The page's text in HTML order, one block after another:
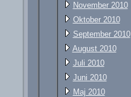
November 2010
Oktober 2010
September 2010
August 2010
Juli 2010
Juni 2010
Maj 2010